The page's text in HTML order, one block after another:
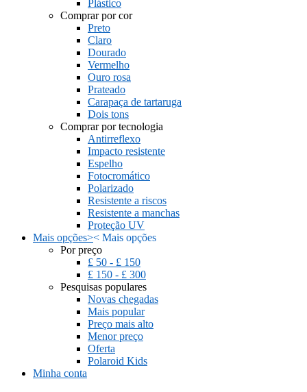
Plástico
Comprar por cor
Preto
Claro
Dourado
Vermelho
Ouro rosa
Prateado
Carapaça de tartaruga
Dois tons
Comprar por tecnologia
Antirreflexo
Impacto resistente
Espelho
Fotocromático
Polarizado
Resistente a riscos
Resistente a manchas
Proteção UV
Mais opções>< Mais opções
Por preço
£ 50 - £ 150
£ 150 - £ 300
Pesquisas populares
Novas chegadas
Mais popular
Preço mais alto
Menor preço
Oferta
Polaroid Kids
Minha conta